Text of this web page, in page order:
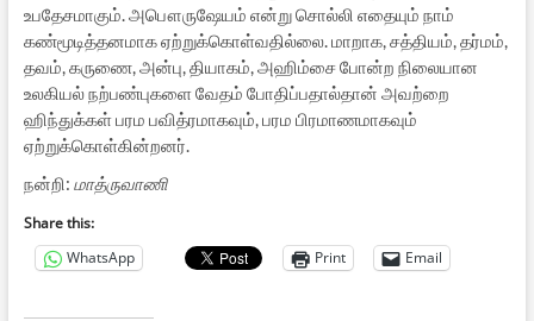
உபதேசமாகும். அபௌருஷேயம் என்று சொல்லி எதையும் நாம்
கண்மூடித்தனமாக ஏற்றுக்கொள்வதில்லை. மாறாக, சத்தியம், தர்மம்,
தவம், கருணை, அன்பு, தியாகம், அஹிம்சை போன்ற நிலையான
உலகியல் நற்பண்புகளை வேதம் போதிப்பதால்தான் அவற்றை
ஹிந்துக்கள் பரம பவித்ரமாகவும், பரம பிரமாணமாகவும்
ஏற்றுக்கொள்கின்றனர்.
நன்றி: மாத்ருவாணி
Share this:
WhatsApp
Print Email